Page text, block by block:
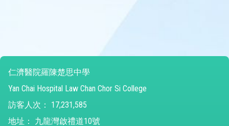
仁濟醫院羅陳楚思中學
Yan Chai Hospital Law Chan Chor Si College
訪客人次：
17,231,585
地址：
九龍灣啟禮道10號